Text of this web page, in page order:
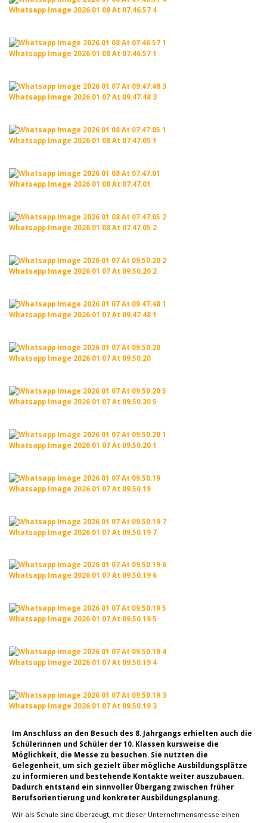
Whatsapp Image 2026 01 08 At 07.46.57 4
Whatsapp Image 2026 01 08 At 07.46.57 1
Whatsapp Image 2026 01 07 At 09.47.48 3
Whatsapp Image 2026 01 08 At 07.47.05 1
Whatsapp Image 2026 01 08 At 07.47.01
Whatsapp Image 2026 01 08 At 07.47.05 2
Whatsapp Image 2026 01 07 At 09.50.20 2
Whatsapp Image 2026 01 07 At 09.47.48 1
Whatsapp Image 2026 01 07 At 09.50.20
Whatsapp Image 2026 01 07 At 09.50.20 5
Whatsapp Image 2026 01 07 At 09.50.20 1
Whatsapp Image 2026 01 07 At 09.50.19
Whatsapp Image 2026 01 07 At 09.50.19 7
Whatsapp Image 2026 01 07 At 09.50.19 6
Whatsapp Image 2026 01 07 At 09.50.19 5
Whatsapp Image 2026 01 07 At 09.50.19 4
Whatsapp Image 2026 01 07 At 09.50.19 3
Im Anschluss an den Besuch des 8. Jahrgangs erhielten auch die
Schülerinnen und Schüler der 10. Klassen kursweise die
Möglichkeit, die Messe zu besuchen. Sie nutzten die
Gelegenheit, um sich gezielt über mögliche Ausbildungsplätze
zu informieren und bestehende Kontakte weiter auszubauen.
Dadurch entstand ein sinnvoller Übergang zwischen früher
Berufsorientierung und konkreter Ausbildungsplanung.
Wir als Schule sind überzeugt, mit dieser Unternehmensmesse einen